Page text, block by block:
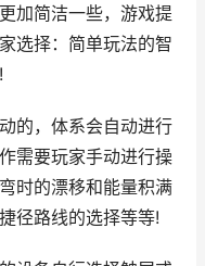
加简洁一些，游戏提
选择：简单玩法的智
，体系会自动进行
需要玩家手动进行操
时的漂移和能量积满
径路线的选择等等!